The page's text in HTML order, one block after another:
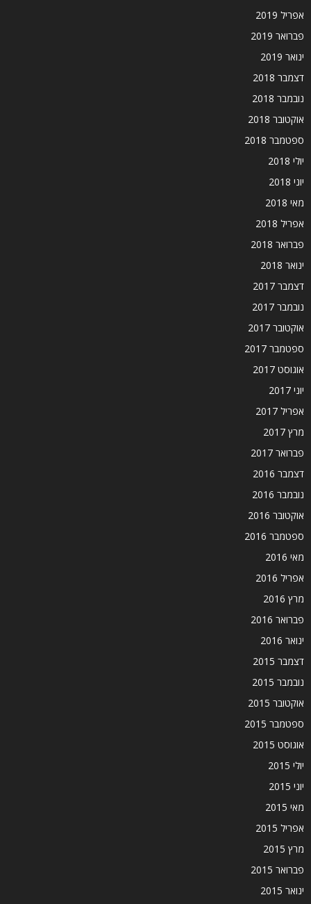
אפריל 2019
פברואר 2019
ינואר 2019
דצמבר 2018
נובמבר 2018
אוקטובר 2018
ספטמבר 2018
יולי 2018
יוני 2018
מאי 2018
אפריל 2018
פברואר 2018
ינואר 2018
דצמבר 2017
נובמבר 2017
אוקטובר 2017
ספטמבר 2017
אוגוסט 2017
יוני 2017
אפריל 2017
מרץ 2017
פברואר 2017
דצמבר 2016
נובמבר 2016
אוקטובר 2016
ספטמבר 2016
מאי 2016
אפריל 2016
מרץ 2016
פברואר 2016
ינואר 2016
דצמבר 2015
נובמבר 2015
אוקטובר 2015
ספטמבר 2015
אוגוסט 2015
יולי 2015
יוני 2015
מאי 2015
אפריל 2015
מרץ 2015
פברואר 2015
ינואר 2015